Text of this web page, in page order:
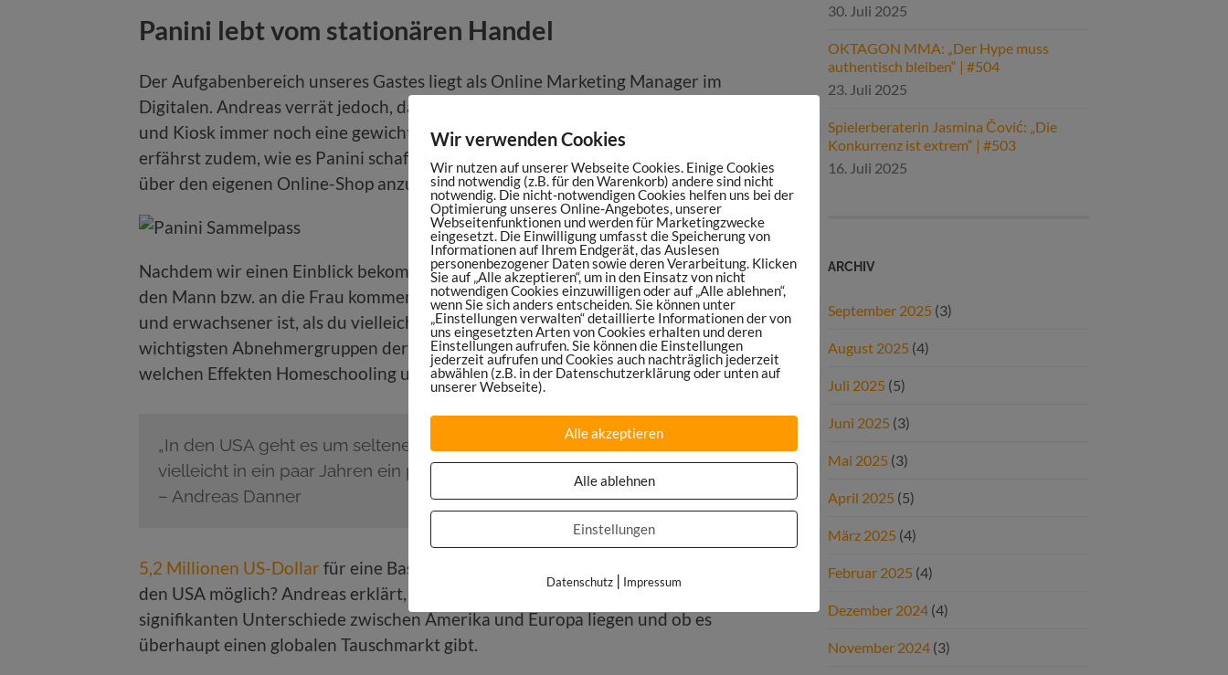
Panini lebt vom stationären Handel
Der Aufgabenbereich unseres Gastes liegt als Online Marketing Manager im
Digitalen. Andreas verrät jedoch, dass der stationäre Handel über Supermarkt
und Kiosk immer noch eine gewichtige Rolle bei der Distribution spielt. Du
erfährst zudem, wie es Panini schaffen möchte, simultan den Direktvertrieb
über den eigenen Online-Shop anzukurbeln.
Nachdem wir einen Einblick bekommen haben, wie die Panini-Sammelkarten an
den Mann bzw. an die Frau kommen, erzählt Andreas, dass die Zielgruppe älter
und erwachsener ist, als du vielleicht annimmst. Da Kinder dennoch eine der
wichtigsten Abnehmergruppen der Sammelsticker darstellen, klären wir, zu
welchen Effekten Homeschooling und leere Schulhöfe führen.
„In den USA geht es um seltene Karten, weil man denkt, die wird
vielleicht in ein paar Jahren ein paar Millionen Dollar wert sein.“
– Andreas Danner
5,2 Millionen US-Dollar für eine Baseball-Karte. Sind solche Rekorderlöse nur in
den USA möglich? Andreas erklärt, wo auf dem Markt der Collectibles die
signifikanten Unterschiede zwischen Amerika und Europa liegen und ob es
überhaupt einen globalen Tauschmarkt gibt.
30. Juli 2025
OKTAGON MMA: „Der Hype muss
authentisch bleiben“ | #504
23. Juli 2025
Spielerberaterin Jasmina Čović: „Die
Konkurrenz ist extrem“ | #503
16. Juli 2025
ARCHIV
September 2025 (3)
August 2025 (4)
Juli 2025 (5)
Juni 2025 (3)
Mai 2025 (3)
April 2025 (5)
März 2025 (4)
Februar 2025 (4)
Dezember 2024 (4)
November 2024 (3)
Wir verwenden Cookies
Wir nutzen auf unserer Webseite Cookies. Einige Cookies
sind notwendig (z.B. für den Warenkorb) andere sind nicht
notwendig. Die nicht-notwendigen Cookies helfen uns bei der
Optimierung unseres Online-Angebotes, unserer
Webseitenfunktionen und werden für Marketingzwecke
eingesetzt. Die Einwilligung umfasst die Speicherung von
Informationen auf Ihrem Endgerät, das Auslesen
personenbezogener Daten sowie deren Verarbeitung. Klicken
Sie auf „Alle akzeptieren“, um in den Einsatz von nicht
notwendigen Cookies einzuwilligen oder auf „Alle ablehnen“,
wenn Sie sich anders entscheiden. Sie können unter
„Einstellungen verwalten“ detaillierte Informationen der von
uns eingesetzten Arten von Cookies erhalten und deren
Einstellungen aufrufen. Sie können die Einstellungen
jederzeit aufrufen und Cookies auch nachträglich jederzeit
abwählen (z.B. in der Datenschutzerklärung oder unten auf
unserer Webseite).
Alle akzeptieren
Alle ablehnen
Einstellungen
Datenschutz | Impressum